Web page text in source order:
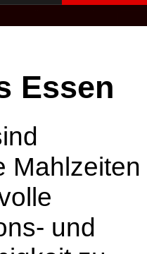
Essen
Mahlzeiten
und